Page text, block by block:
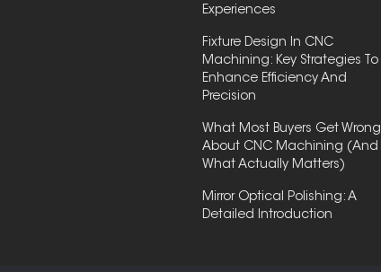
Experiences
Fixture Design In CNC
Machining: Key Strategies To
Enhance Efficiency And
Precision
What Most Buyers Get Wrong
About CNC Machining (And
What Actually Matters)
Mirror Optical Polishing: A
Detailed Introduction